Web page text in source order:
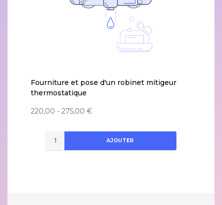
Fourniture et pose d'un robinet mitigeur
thermostatique
220,00 - 275,00 €
AJOUTER